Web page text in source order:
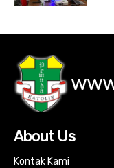
About Us
Kontak Kami